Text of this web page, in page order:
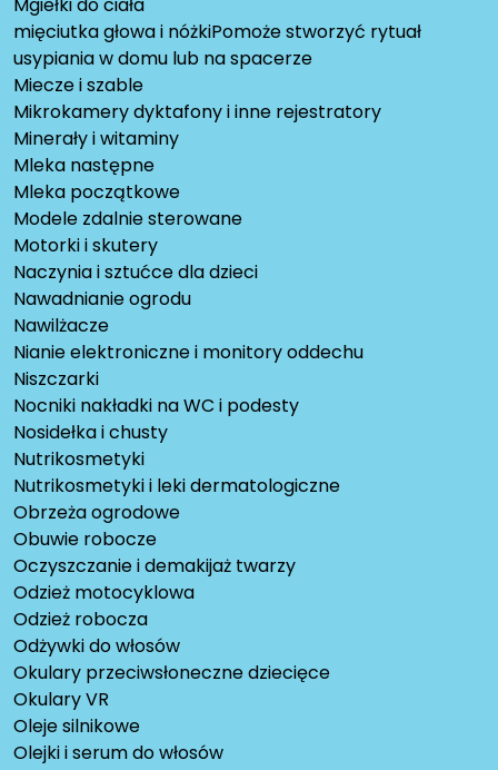
mięciutka głowa i nóżkiPomoże stworzyć rytuał
usypiania w domu lub na spacerze
Miecze i szable
Mikrokamery dyktafony i inne rejestratory
Minerały i witaminy
Mleka następne
Mleka początkowe
Modele zdalnie sterowane
Motorki i skutery
Naczynia i sztućce dla dzieci
Nawadnianie ogrodu
Nawilżacze
Nianie elektroniczne i monitory oddechu
Niszczarki
Nocniki nakładki na WC i podesty
Nosidełka i chusty
Nutrikosmetyki
Nutrikosmetyki i leki dermatologiczne
Obrzeża ogrodowe
Obuwie robocze
Oczyszczanie i demakijaż twarzy
Odzież motocyklowa
Odzież robocza
Odżywki do włosów
Okulary przeciwsłoneczne dziecięce
Okulary VR
Oleje silnikowe
Olejki i serum do włosów